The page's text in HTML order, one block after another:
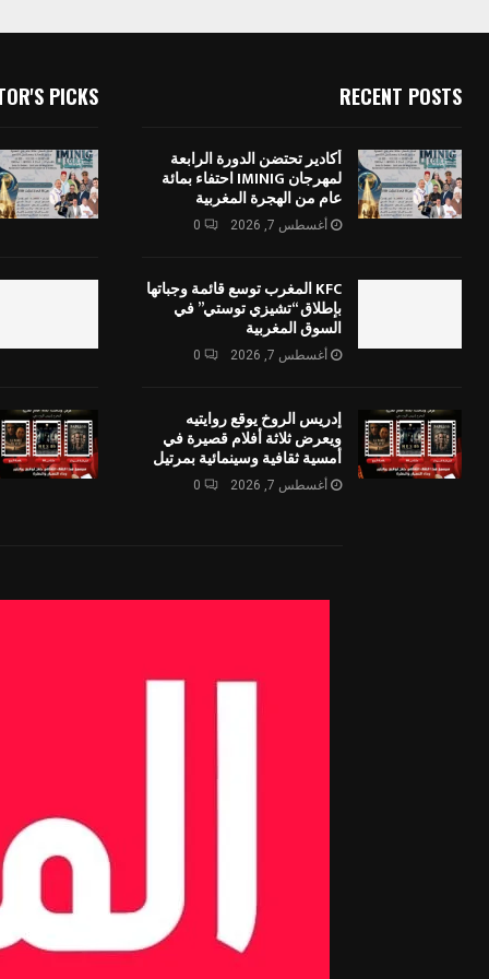
RECENT POSTS
أكادير تحتضن الدورة الرابعة
لمهرجان IMINIG احتفاء بمائة
عام من الهجرة المغربية
أغسطس 7, 2026 0
KFC المغرب توسع قائمة وجباتها
بإطلاق “تشيزي توستي” في
السوق المغربية
أغسطس 7, 2026 0
إدريس الروخ يوقع روايتيه
ويعرض ثلاثة أفلام قصيرة في
أمسية ثقافية وسينمائية بمرتيل
أغسطس 7, 2026 0
PICKS